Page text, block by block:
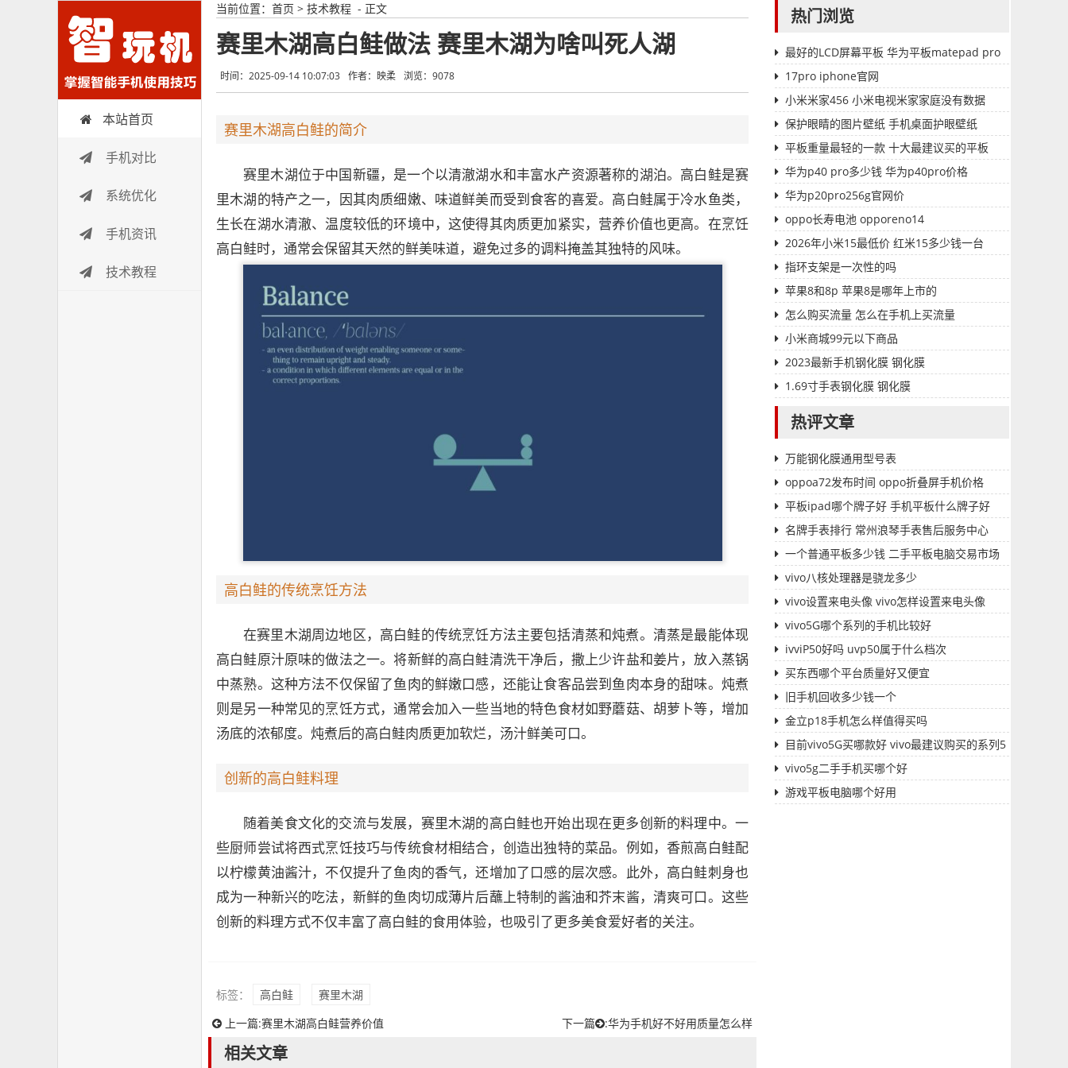
智玩机 本站首页
手机对比
系统优化
手机资讯
技术教程
当前位置： 首页 > 技术教程 - 正文
赛里木湖高白鲑做法 赛里木湖为啥叫死人湖
时间：2025-09-14 10:07:03 作者：映柔 浏览：9078
赛里木湖高白鲑的简介
赛里木湖位于中国新疆，是一个以清澈湖水和丰富水产资源著称的湖泊。高白鲑是赛
里木湖的特产之一，因其肉质细嫩、味道鲜美而受到食客的喜爱。高白鲑属于冷水鱼类，
生长在湖水清澈、温度较低的环境中，这使得其肉质更加紧实，营养价值也更高。在烹饪
高白鲑时，通常会保留其天然的鲜美味道，避免过多的调料掩盖其独特的风味。
高白鲑的传统烹饪方法
在赛里木湖周边地区，高白鲑的传统烹饪方法主要包括清蒸和炖煮。清蒸是最能体现
高白鲑原汁原味的做法之一。将新鲜的高白鲑清洗干净后，撒上少许盐和姜片，放入蒸锅
中蒸熟。这种方法不仅保留了鱼肉的鲜嫩口感，还能让食客品尝到鱼肉本身的甜味。炖煮
则是另一种常见的烹饪方式，通常会加入一些当地的特色食材如野蘑菇、胡萝卜等，增加
汤底的浓郁度。炖煮后的高白鲑肉质更加软烂，汤汁鲜美可口。
创新的高白鲑料理
随着美食文化的交流与发展，赛里木湖的高白鲑也开始出现在更多创新的料理中。一
些厨师尝试将西式烹饪技巧与传统食材相结合，创造出独特的菜品。例如，香煎高白鲑配
以柠檬黄油酱汁，不仅提升了鱼肉的香气，还增加了口感的层次感。此外，高白鲑刺身也
成为一种新兴的吃法，新鲜的鱼肉切成薄片后蘸上特制的酱油和芥末酱，清爽可口。这些
创新的料理方式不仅丰富了高白鲑的食用体验，也吸引了更多美食爱好者的关注。
标签： 高白鲑
赛里木湖
上一篇:赛里木湖高白鲑营养价值 下一篇 :华为手机好不好用质量怎么样
相关文章
热门浏览
最好的LCD屏幕平板 华为平板matepad pro
17pro iphone官网
小米米家456 小米电视米家家庭没有数据
保护眼睛的图片壁纸 手机桌面护眼壁纸
平板重量最轻的一款 十大最建议买的平板
华为p40 pro多少钱 华为p40pro价格
华为p20pro256g官网价
oppo长寿电池 opporeno14
2026年小米15最低价 红米15多少钱一台
指环支架是一次性的吗
苹果8和8p 苹果8是哪年上市的
怎么购买流量 怎么在手机上买流量
小米商城99元以下商品
2023最新手机钢化膜 钢化膜
1.69寸手表钢化膜 钢化膜
热评文章
万能钢化膜通用型号表
oppoa72发布时间 oppo折叠屏手机价格
平板ipad哪个牌子好 手机平板什么牌子好
名牌手表排行 常州浪琴手表售后服务中心
一个普通平板多少钱 二手平板电脑交易市场
vivo八核处理器是骁龙多少
vivo设置来电头像 vivo怎样设置来电头像
vivo5G哪个系列的手机比较好
ivviP50好吗 uvp50属于什么档次
买东西哪个平台质量好又便宜
旧手机回收多少钱一个
金立p18手机怎么样值得买吗
目前vivo5G买哪款好 vivo最建议购买的系列5
G vivo5g二手手机买哪个好
游戏平板电脑哪个好用